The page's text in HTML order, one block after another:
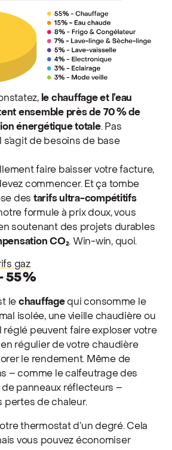
le chauffage et l’eau
ensemble près de 70 % de
énergétique totale. Pas
s’agit de besoins de base
faire baisser votre facture,
commencer. Et ça tombe
des tarifs ultra-compétitifs
formule à prix doux, vous
soutenant des projets durables
CO₂. Win-win, quoi.
gaz
55 %
le chauffagequi consomme le
isolée, une vieille chaudière ou
réglé peuvent faire exploser votre
régulier de votre chaudière
le rendement. Même de
– comme le calfeutrage des
de panneaux réflecteurs –
pertes de chaleur.
thermostat d’un degré. Cela
vous pouvez économiser